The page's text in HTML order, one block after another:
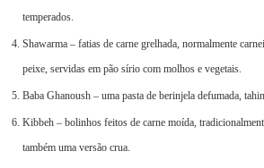
temperados.
Shawarma – fatias de carne grelhada, normalmente
peixe, servidas em pão sírio com molhos e vegetais.
Baba Ghanoush – uma pasta de berinjela defumada,
Kibbeh – bolinhos feitos de carne moída,
também uma versão crua.